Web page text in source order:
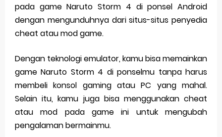
pada game Naruto Storm 4 di ponsel Android
dengan mengunduhnya dari situs-situs penyedia
cheat atau mod game.
Dengan teknologi emulator, kamu bisa memainkan
game Naruto Storm 4 di ponselmu tanpa harus
membeli konsol gaming atau PC yang mahal.
Selain itu, kamu juga bisa menggunakan cheat
atau mod pada game ini untuk mengubah
pengalaman bermainmu.